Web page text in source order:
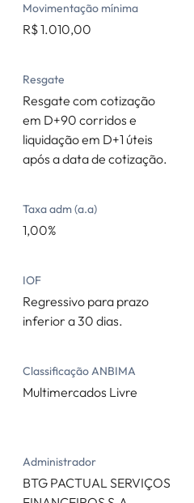
Movimentação mínima
R$ 1.010,00
Resgate
Resgate com cotização
em D+90 corridos e
liquidação em D+1 úteis
após a data de cotização.
Taxa adm (a.a)
1,00%
IOF
Regressivo para prazo
inferior a 30 dias.
Classificação ANBIMA
Multimercados Livre
Administrador
BTG PACTUAL SERVIÇOS